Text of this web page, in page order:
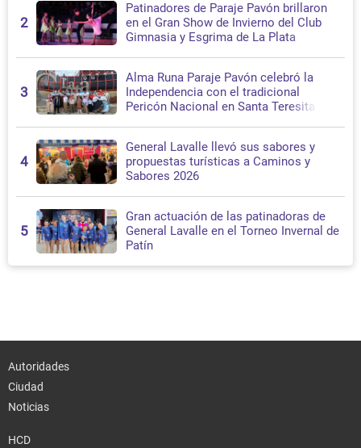
2
Patinadores de Paraje Pavón brillaron
en el Gran Show de Invierno del Club
Gimnasia y Esgrima de La Plata
3
Alma Runa Paraje Pavón celebró la
Independencia con el tradicional
Pericón Nacional en Santa Teresita
4
General Lavalle llevó sus sabores y
propuestas turísticas a Caminos y
Sabores 2026
5
Gran actuación de las patinadoras de
General Lavalle en el Torneo Invernal de
Patín
Autoridades
Ciudad
Noticias
HCD